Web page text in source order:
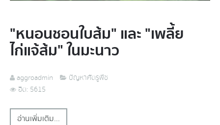
"หนอนชอนใบส้ม" และ "เพลี้ย
ไก่แจ้ส้ม" ในมะนาว
aggroadmin
ปัญหาศัตรูพืช
ฮิต: 5615
อ่านเพิ่มเติม...